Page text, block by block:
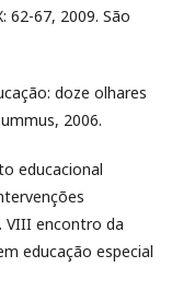
62-67, 2009. São
doze olhares
2006.
educacional
VIII encontro da
educação especial